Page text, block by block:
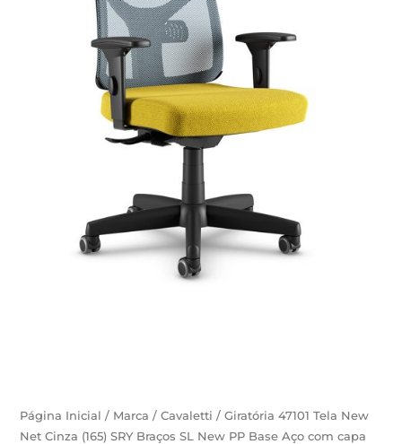
Página Inicial / Marca /Cavaletti / Giratória 47101 Tela New
Net Cinza (165) SRY Braços SL New PP Base Aço com capa